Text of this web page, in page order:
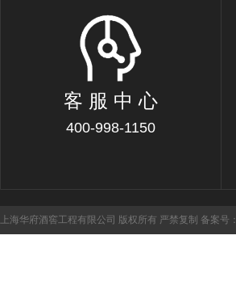
客 服 中 心
400-998-1150
上海华府酒窖工程有限公司 版权所有 严禁复制 备案号：